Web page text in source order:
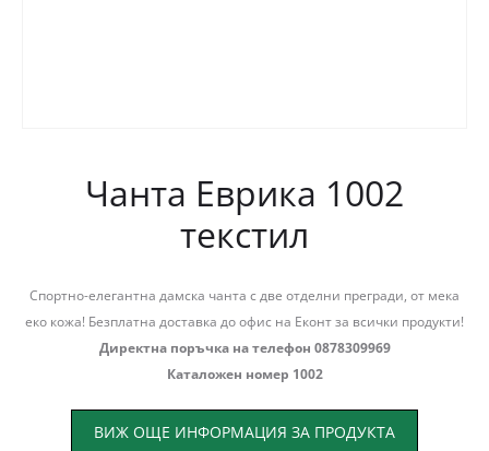
Чанта Еврика 1002
текстил
Спортно-елегантна дамска чанта с две отделни прегради, от мека
еко кожа! Безплатна доставка до офис на Еконт за всички продукти!
Директна поръчка на телефон 0878309969
Каталожен номер 1002
ВИЖ ОЩЕ ИНФОРМАЦИЯ ЗА ПРОДУКТА